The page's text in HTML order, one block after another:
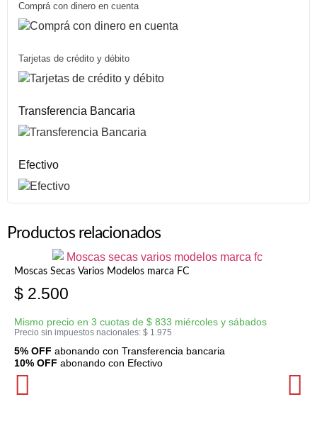
Comprá con dinero en cuenta
Tarjetas de crédito y débito
Transferencia Bancaria
Efectivo
Productos relacionados
Moscas Secas Varios Modelos marca FC
$ 2.500
Mismo precio en 3 cuotas de $ 833 miércoles y sábados
Precio sin impuestos nacionales: $ 1.975
5% OFF abonando con Transferencia bancaria
10% OFF abonando con Efectivo